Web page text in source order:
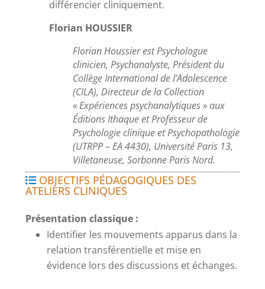
différencier cliniquement.
Florian HOUSSIER
Florian Houssier est Psychologue
clinicien, Psychanalyste, Président du
Collège International de l’Adolescence
(CILA), Directeur de la Collection
« Expériences psychanalytiques » aux
Éditions Ithaque et Professeur de
Psychologie clinique et Psychopathologie
(UTRPP – EA 4430), Université Paris 13,
Villetaneuse, Sorbonne Paris Nord.
OBJECTIFS PÉDAGOGIQUES DES
ATELIERS CLINIQUES
Présentation classique :
Identifier les mouvements apparus dans la
relation transférentielle et mise en
évidence lors des discussions et échanges.